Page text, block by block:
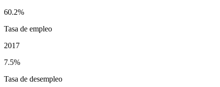
60.2%
Tasa de empleo
2017
7.5%
Tasa de desempleo